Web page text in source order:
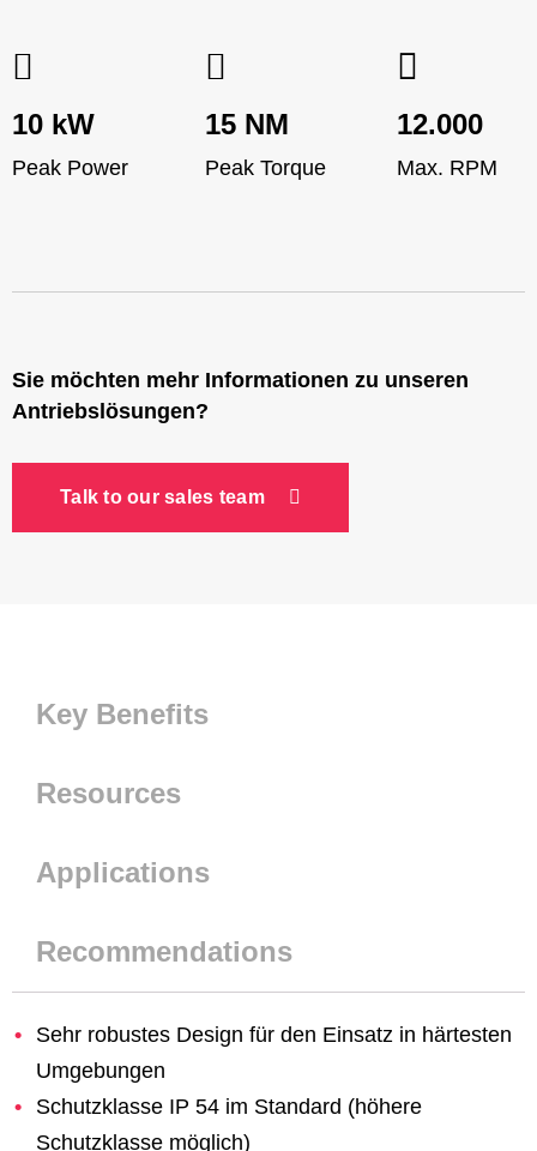
10 kW
Peak Power
15 NM
Peak Torque
12.000
Max. RPM
Sie möchten mehr Informationen zu unseren
Antriebslösungen?
Talk to our sales team
Key Benefits
Resources
Applications
Recommendations
Sehr robustes Design für den Einsatz in härtesten
Umgebungen
Schutzklasse IP 54 im Standard (höhere
Schutzklasse möglich)